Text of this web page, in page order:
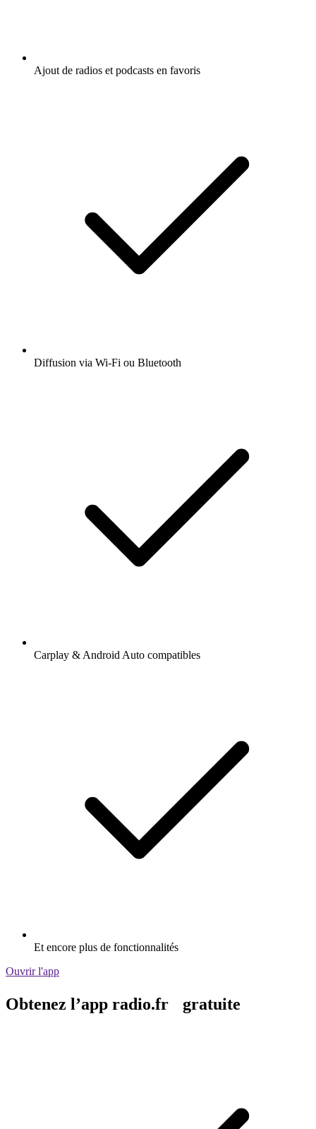
Ajout de radios et podcasts en favoris
Diffusion via Wi-Fi ou Bluetooth
Carplay & Android Auto compatibles
Et encore plus de fonctionnalités
Ouvrir l'app
Obtenez l’app radio.fr gratuite